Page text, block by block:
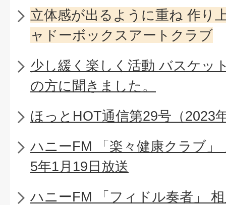
立体感が出るように重ね 作り
ャドーボックスアートクラブ
少し緩く楽しく活動 バスケッ
の方に聞きました。
ほっとHOT通信第29号（2023
ハニーFM 「楽々健康クラブ
5年1月19日放送
ハニーFM 「フィドル奏者」